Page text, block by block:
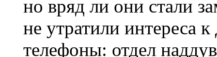
но вряд ли они стали
не утратили интереса
телефоны: отдел